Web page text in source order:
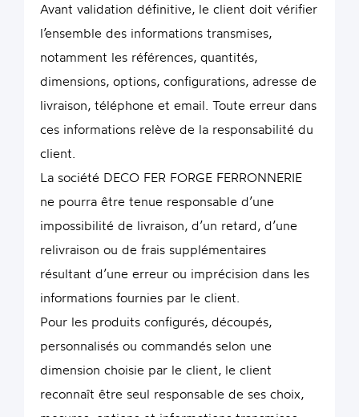
Avant validation définitive, le client doit vérifier
l’ensemble des informations transmises,
notamment les références, quantités,
dimensions, options, configurations, adresse de
livraison, téléphone et email. Toute erreur dans
ces informations relève de la responsabilité du
client.
La société DECO FER FORGE FERRONNERIE
ne pourra être tenue responsable d’une
impossibilité de livraison, d’un retard, d’une
relivraison ou de frais supplémentaires
résultant d’une erreur ou imprécision dans les
informations fournies par le client.
Pour les produits configurés, découpés,
personnalisés ou commandés selon une
dimension choisie par le client, le client
reconnaît être seul responsable de ses choix,